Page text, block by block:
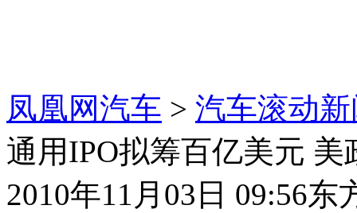
凤凰网汽车 > 汽车滚动
通用IPO拟筹百亿美元 美
2010年11月03日 09:56东